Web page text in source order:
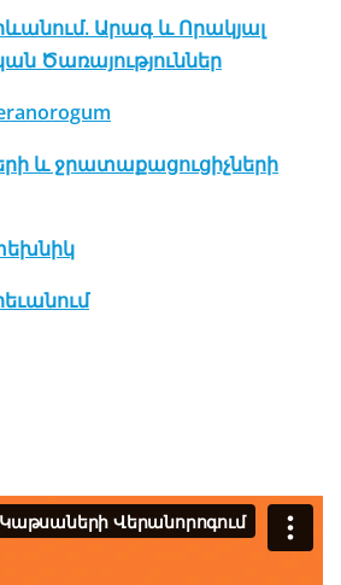
Արագ և Որակյալ
Ծառայություններ
և ջրատաքացուցիչների